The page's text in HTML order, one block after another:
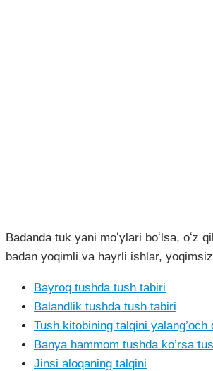
Badanda tuk yani moʻylari boʻlsa,
badan yoqimli va hayrli ishlar,
Bayroq tushda tush tabiri
Balandlik tushda tush tabiri
Tush kitobining talqini yalang’och
Banya hammom tushda ko’rsa
Jinsi aloqaning talqini